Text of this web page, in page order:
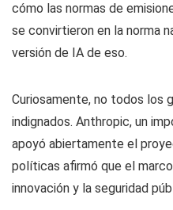
cómo las normas de
se convirtieron en la norma
versión de IA de eso.
Curiosamente, no todos los
indignados. Anthropic, un
apoyó abiertamente el
políticas afirmó que el
innovación y la seguridad